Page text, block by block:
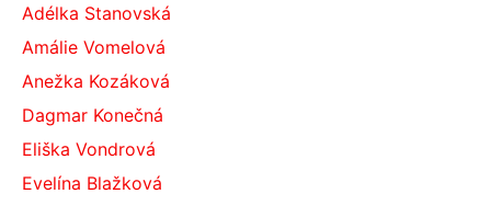
Adélka Stanovská
Amálie Vomelová
Anežka Kozáková
Dagmar Konečná
Eliška Vondrová
Evelína Blažková